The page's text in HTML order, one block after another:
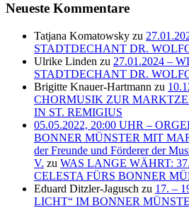
Neueste Kommentare
Tatjana Komatowsky zu
STADTDECHANT DR.
Ulrike Linden zu 27.01.2024 –
STADTDECHANT DR.
Brigitte Knauer-Hartmann zu
CHORMUSIK ZUR
IN ST. REMIGIUS
05.05.2022, 20:00 UHR –
BONNER MÜNSTER MIT
der Freunde und Förderer der
V. zu WAS LANGE WÄHRT:
CELESTA FÜRS BONNER
Eduard Ditzler-Jagusch zu 17. –
LICHT“ IM BONNER